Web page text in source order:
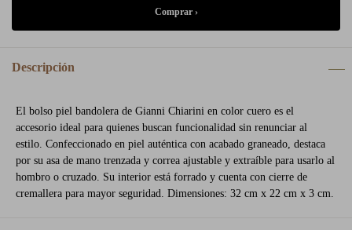
Descripción
El bolso piel bandolera de Gianni Chiarini en color cuero es el
accesorio ideal para quienes buscan funcionalidad sin renunciar al
estilo. Confeccionado en piel auténtica con acabado graneado, destaca
por su asa de mano trenzada y correa ajustable y extraíble para usarlo al
hombro o cruzado. Su interior está forrado y cuenta con cierre de
cremallera para mayor seguridad. Dimensiones: 32 cm x 22 cm x 3 cm.